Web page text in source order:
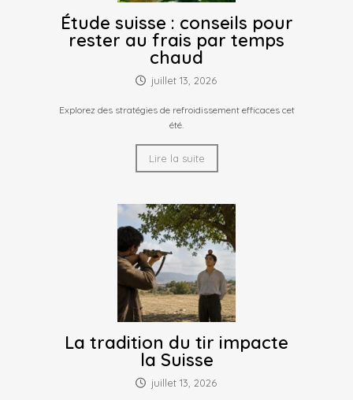
Étude suisse : conseils pour
rester au frais par temps
chaud
juillet 13, 2026
Explorez des stratégies de refroidissement efficaces cet
été.
Lire la suite
La tradition du tir impacte
la Suisse
juillet 13, 2026